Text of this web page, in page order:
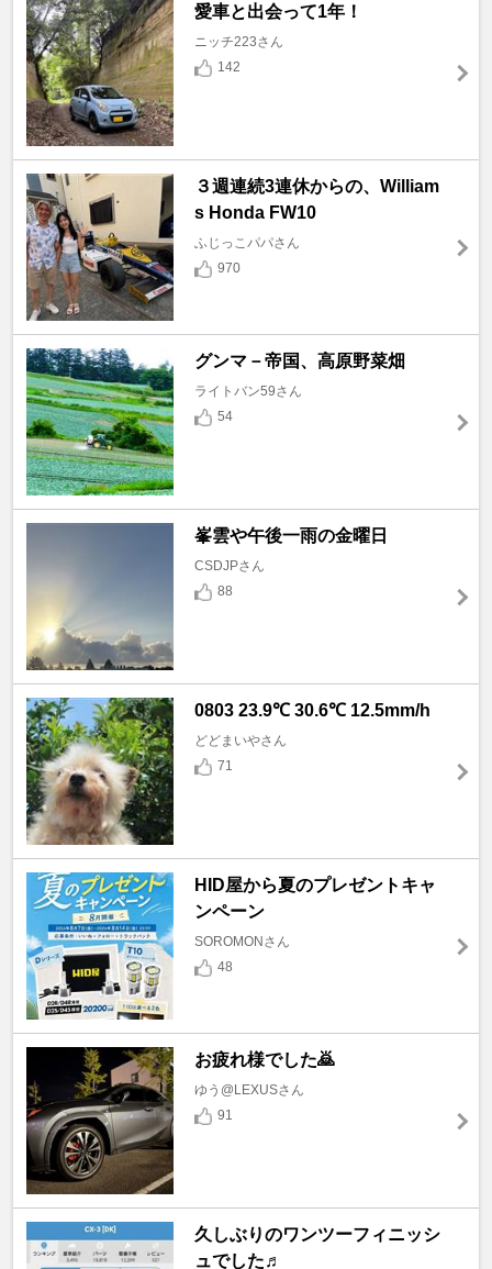
愛車と出会って1年！
ニッチ223さん
142
３週連続3連休からの、William
s Honda FW10
ふじっこパパさん
970
グンマ－帝国、高原野菜畑
ライトバン59さん
54
峯雲や午後一雨の金曜日
CSDJPさん
88
0803 23.9℃ 30.6℃ 12.5mm/h
どどまいやさん
71
HID屋から夏のプレゼントキャ
ンペーン
SOROMONさん
48
お疲れ様でした🙇
ゆう@LEXUSさん
91
久しぶりのワンツーフィニッシ
ュでした♬